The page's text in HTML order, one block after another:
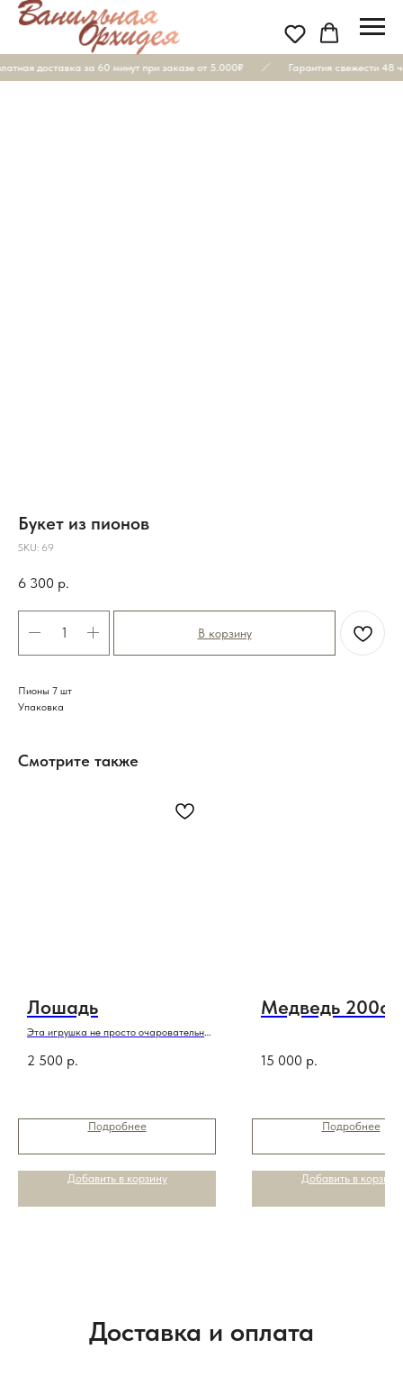
доставка за 60 минут при заказе от 5.000₽ Гарантия свежести 48
Букет из пионов
SKU: 69
6 300 р.
В корзину
Пионы 7 шт
Упаковка
Смотрите также
Лошадь
Эта игрушка не просто очаровательна
2 500 р.
Подробнее
Добавить в корзину
Медведь 200см
15 000 р.
Подробнее
Добавить в корзину
Доставка и оплата